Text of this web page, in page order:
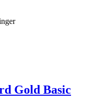
Gold Basic